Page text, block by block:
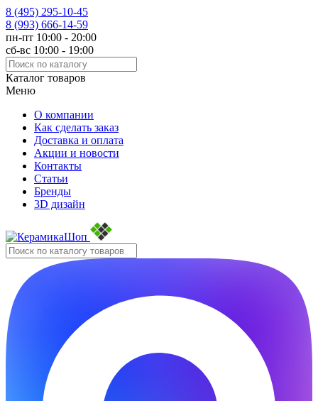
8 (495) 295-10-45
8 (993) 666-14-59
пн-пт 10:00 - 20:00
сб-вс 10:00 - 19:00
Каталог товаров
Меню
О компании
Как сделать заказ
Доставка и оплата
Акции и новости
Контакты
Статьи
Бренды
3D дизайн